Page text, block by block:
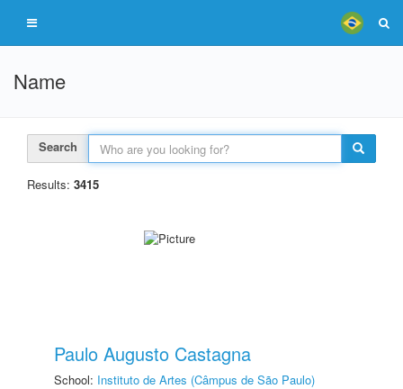
Name
Search
Results: 3415
Paulo Augusto Castagna
School: Instituto de Artes (Câmpus de São Paulo)